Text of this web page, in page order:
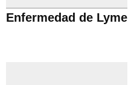
Enfermedad de Lyme